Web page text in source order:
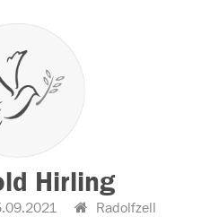
Hirling
Radolfzell